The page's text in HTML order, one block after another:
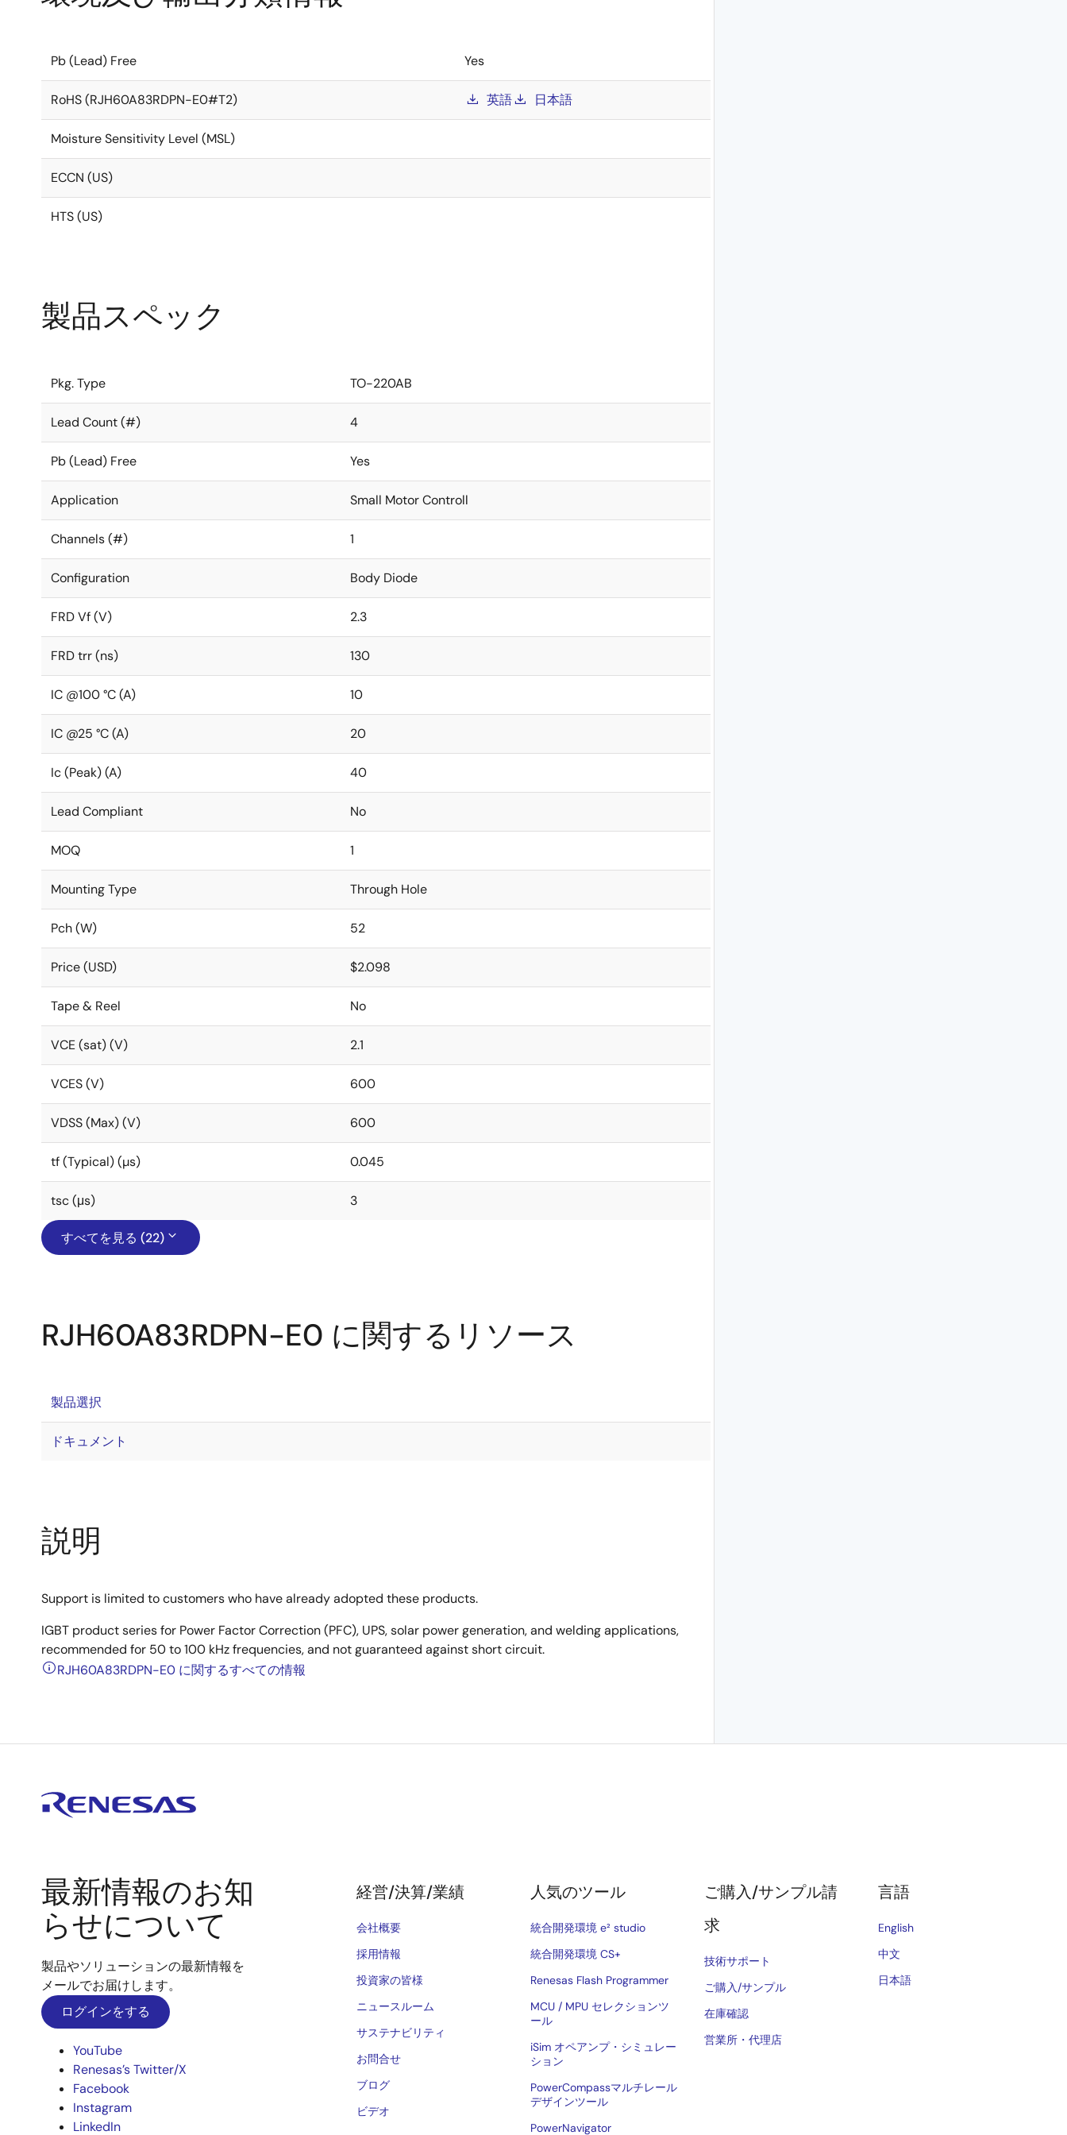
Pb (Lead) Free Yes
RoHS (RJH60A83RDPN-E0#T2) 英語 日本語
Moisture Sensitivity Level (MSL)
ECCN (US)
HTS (US)
製品スペック
Pkg. Type TO-220AB
Lead Count (#) 4
Pb (Lead) Free Yes
Application Small Motor Controll
Channels (#) 1
Configuration Body Diode
FRD Vf (V) 2.3
FRD trr (ns) 130
IC @100 °C (A) 10
IC @25 °C (A) 20
Ic (Peak) (A) 40
Lead Compliant No
MOQ 1
Mounting Type Through Hole
Pch (W) 52
Price (USD) $2.098
Tape & Reel No
VCE (sat) (V) 2.1
VCES (V) 600
VDSS (Max) (V) 600
tf (Typical) (µs) 0.045
tsc (μs) 3
すべてを見る (22)
RJH60A83RDPN-E0 に関するリソース
製品選択
ドキュメント
説明
Support is limited to customers who have already adopted these products.
IGBT product series for Power Factor Correction (PFC), UPS, solar power generation, and welding applications,
recommended for 50 to 100 kHz frequencies, and not guaranteed against short circuit.
RJH60A83RDPN-E0 に関するすべての情報
最新情報のお知
らせについて
製品やソリューションの最新情報を
メールでお届けします。
ログインをする
YouTube
Renesas’s Twitter/X
Facebook
Instagram
LinkedIn
経営/決算/業績
会社概要
採用情報
投資家の皆様
ニュースルーム
サステナビリティ
お問合せ
ブログ
ビデオ
人気のツール
統合開発環境 e² studio
統合開発環境 CS+
Renesas Flash Programmer
MCU / MPU セレクションツ
ール
iSim オペアンプ・シミュレー
ション
PowerCompassマルチレール
デザインツール
PowerNavigator
ご購入/サンプル請
求
技術サポート
ご購入/サンプル
在庫確認
営業所・代理店
言語
English
中文
日本語